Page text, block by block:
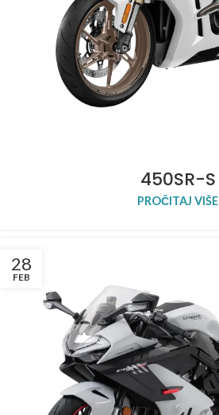
450SR-S
PROČITAJ VIŠE
28
FEB